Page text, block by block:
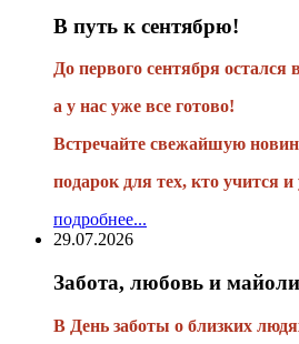
В путь к сентябрю!
До первого сентября остался
а у нас уже все готово!
Встречайте свежайшую
подарок для тех, кто учится и
подробнее...
29.07.2026
Забота, любовь и
В День заботы о близких